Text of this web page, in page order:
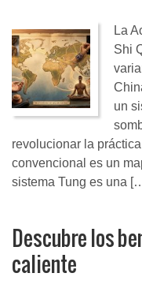
La
Shi
un
revolucionar la
convencional es un
sistema Tung es una
Descubre los
caliente